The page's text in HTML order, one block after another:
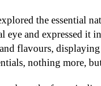
the essential
eye and expressed it
flavours,
nothing more,